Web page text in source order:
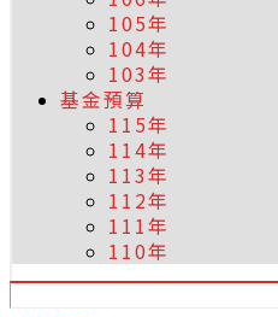
105年
104年
103年
基金預算
115年
114年
113年
112年
111年
110年